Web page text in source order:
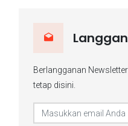
Berlangganan
tetap disini.